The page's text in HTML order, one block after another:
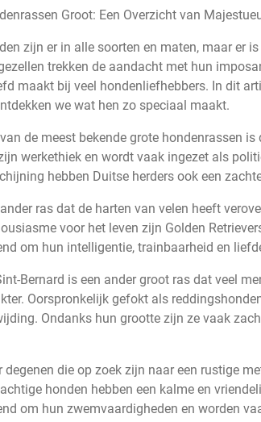
Groot: Een Overzicht van
zijn er in alle soorten en maten, maar er
trekken de aandacht met hun
maakt bij veel hondenliefhebbers. In dit
we wat hen zo speciaal maakt.
de meest bekende grote hondenrassen
werkethiek en wordt vaak ingezet als
hebben Duitse herders ook een
ras dat de harten van velen heeft
voor het leven zijn Golden
om hun intelligentie, trainbaarheid en
Bernard is een ander groot ras dat veel
Oorspronkelijk gefokt als
Ondanks hun grootte zijn ze vaak
degenen die op zoek zijn naar een rustige
honden hebben een kalme en
om hun zwemvaardigheden en worden